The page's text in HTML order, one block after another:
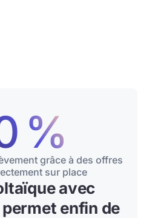
%
grâce à des offres
sur place
avec
enfin de